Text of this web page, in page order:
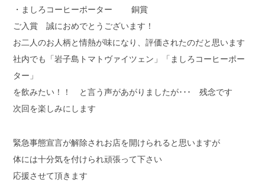
・ましろコーヒーポーター 銅賞
ご入賞 誠におめでとうございます！
お二人のお人柄と情熱が味になり、評価されたのだと思います
社内でも「岩子島トマトヴァイツェン」「ましろコーヒーポー
ター」
を飲みたい！！ と言う声があがりましたが･･･ 残念です
次回を楽しみにします
緊急事態宣言が解除されお店を開けられると思いますが
体には十分気を付けられ頑張って下さい
応援させて頂きます